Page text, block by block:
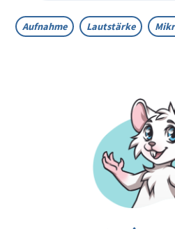
Aufnahme Lautstärke